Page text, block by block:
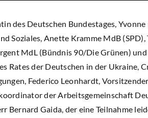
des Deutschen Bundestages,
Soziales, Anette Kramme MdB (SPD),
MdL (Bündnis 90/Die Grünen) und
Rates der Deutschen in der Ukraine,
Federico Leonhardt,
der Arbeitsgemeinschaft
Bernard Gaida, der eine Teilnahme